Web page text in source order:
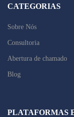
CATEGORIAS
Sobre Nós
Consultoria
Abertura de chamado
Blog
PLATAFORMAS